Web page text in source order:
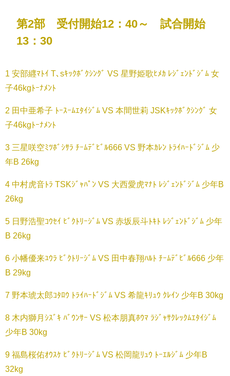
第2部 受付開始12：40～ 試合開始
13：30
1 安部纒ﾏﾄｲ T､sｷｯｸﾎﾞｸｼﾝｸﾞ VS 星野姫歌ﾋﾒｶ ﾚｼﾞｪﾝﾄﾞｼﾞﾑ 女
子46kgﾄｰﾅﾒﾝﾄ
2 田中亜希子 ﾄｰｽｰﾑｴﾀｲｼﾞﾑ VS 本間世莉 JSKｷｯｸﾎﾞｸｼﾝｸﾞ 女
子46kgﾄｰﾅﾒﾝﾄ
3 三星咲空ﾐﾂﾎﾞｼｻﾗ ﾁｰﾑﾃﾞﾋﾞﾙ666 VS 野本ｶﾚﾝ ﾄﾗｲﾊｰﾄﾞｼﾞﾑ 少
年B 26kg
4 中村虎音ﾄﾗ TSKｼﾞｬﾊﾟﾝ VS 大西愛虎ﾏﾅﾄ ﾚｼﾞｪﾝﾄﾞｼﾞﾑ 少年B
26kg
5 日野浩聖ｺｳｾｲ ﾋﾞｸﾄﾘｰｼﾞﾑ VS 赤坂辰斗ﾄｷﾄ ﾚｼﾞｪﾝﾄﾞｼﾞﾑ 少年
B 26kg
6 小幡優来ﾕｳﾗ ﾋﾞｸﾄﾘｰｼﾞﾑ VS 田中春翔ﾊﾙﾄ ﾁｰﾑﾃﾞﾋﾞﾙ666 少年
B 29kg
7 野本琥太郎ｺﾀﾛｳ ﾄﾗｲﾊｰﾄﾞｼﾞﾑ VS 希龍ｷﾘｭｳ ｸﾚｲﾝ 少年B 30kg
8 木内獅月ｼｽﾞｷ ﾊﾞｳﾝｻｰ VS 松本朋真ﾎｳﾏ ﾗｼﾞｬｻｸﾚｯｸﾑｴﾀｲｼﾞﾑ
少年B 30kg
9 福島桜佑ｵｳｽｹ ﾋﾞｸﾄﾘｰｼﾞﾑ VS 松岡龍ﾘｭｳ ﾄｰｴﾙｼﾞﾑ 少年B
32kg